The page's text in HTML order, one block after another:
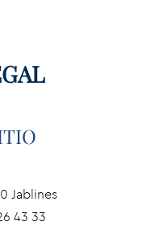
Jablines
43 33